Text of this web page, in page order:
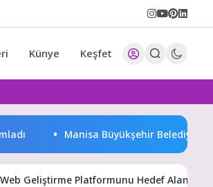
Künye Keşfet
Manisa Büyükşehir Belediyesi
Geliştirme Platformunu Hedef Alan